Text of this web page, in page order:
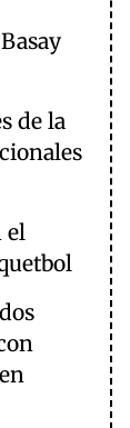
de la
el